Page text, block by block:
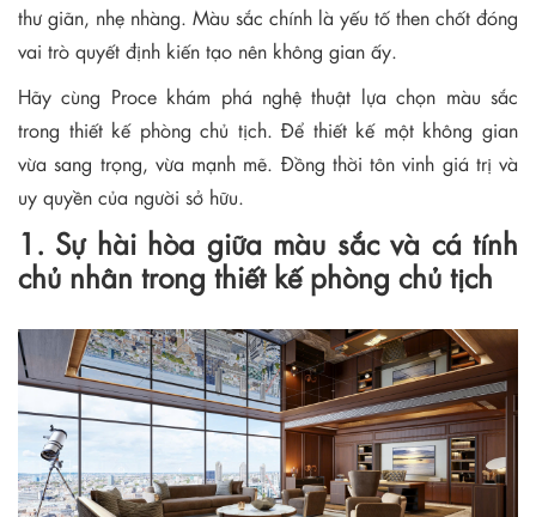
thư giãn, nhẹ nhàng. Màu sắc chính là yếu tố then chốt đóng
vai trò quyết định kiến tạo nên không gian ấy.
Hãy cùng Proce khám phá nghệ thuật lựa chọn màu sắc
trong thiết kế phòng chủ tịch. Để thiết kế một không gian
vừa sang trọng, vừa mạnh mẽ. Đồng thời tôn vinh giá trị và
uy quyền của người sở hữu.
1. Sự hài hòa giữa màu sắc và cá tính
chủ nhân trong thiết kế phòng chủ tịch